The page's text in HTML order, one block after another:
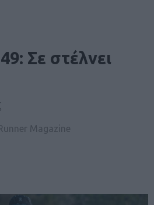
Σε στέλνει
Magazine